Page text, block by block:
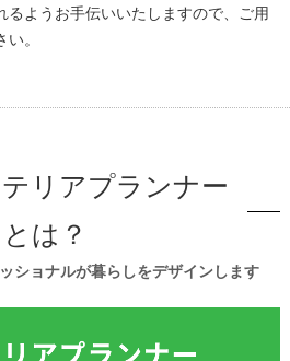
るようお手伝いいたしますので、ご用
。
ショナルが暮らしをデザインします
リアプランナー
とは？